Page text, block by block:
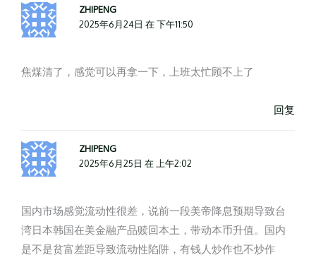
ZHIPENG
2025年6月24日 在 下午11:50
焦煤清了，感觉可以再拿一下，上班太忙顾不上了
回复
ZHIPENG
2025年6月25日 在 上午2:02
国内市场感觉流动性很差，说前一段美帝降息预期导致台
湾日本韩国在美金融产品赎回本土，带动本币升值。国内
是不是贫富差距导致流动性陷阱，有钱人炒作也不炒作